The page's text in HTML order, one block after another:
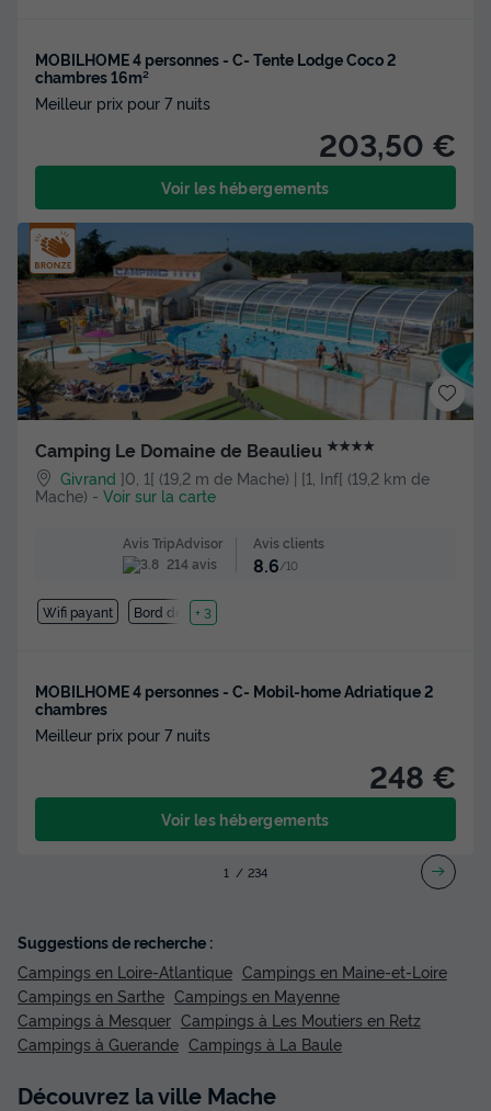
MOBILHOME 4 personnes - C- Tente Lodge Coco 2
chambres 16m²
Meilleur prix pour 7 nuits
203,50 €
Voir les hébergements
Camping Le Domaine de Beaulieu ★★★★
Givrand ]0, 1[ (19,2 m de Mache) | [1, Inf[ (19,2 km de
Mache) - Voir sur la carte
Avis TripAdvisor
214 avis
Avis clients
8.6/10
Wifi payant Bord de mer
+ 3
MOBILHOME 4 personnes - C- Mobil-home Adriatique 2
chambres
Meilleur prix pour 7 nuits
248 €
Voir les hébergements
1 234
Suggestions de recherche :
Campings en Loire-Atlantique Campings en Maine-et-Loire
Campings en Sarthe Campings en Mayenne
Campings à Mesquer Campings à Les Moutiers en Retz
Campings à Guerande Campings à La Baule
Découvrez la ville Mache